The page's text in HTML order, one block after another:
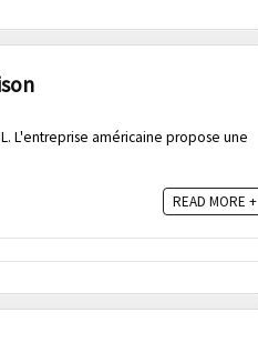
L'entreprise américaine propose une
READ MORE +